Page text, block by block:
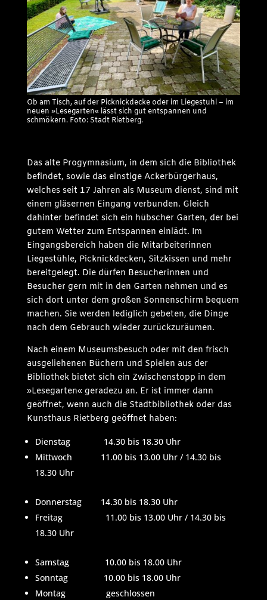
Ob am Tisch, auf der Picknickdecke oder im Liegestuhl – im
neuen »Lesegarten« lässt sich gut entspannen und
schmökern. Foto: Stadt Rietberg.
Das alte Progymnasium, in dem sich die Bibliothek
befindet, sowie das einstige Ackerbürgerhaus,
welches seit 17 Jahren als Museum dienst, sind mit
einem gläsernen Eingang verbunden. Gleich
dahinter befindet sich ein hübscher Garten, der bei
gutem Wetter zum Entspannen einlädt. Im
Eingangsbereich haben die Mitarbeiterinnen
Liegestühle, Picknickdecken, Sitzkissen und mehr
bereitgelegt. Die dürfen Besucherinnen und
Besucher gern mit in den Garten nehmen und es
sich dort unter dem großen Sonnenschirm bequem
machen. Sie werden lediglich gebeten, die Dinge
nach dem Gebrauch wieder zurückzuräumen.
Nach einem Museumsbesuch oder mit den frisch
ausgeliehenen Büchern und Spielen aus der
Bibliothek bietet sich ein Zwischenstopp in dem
»Lesegarten« geradezu an. Er ist immer dann
geöffnet, wenn auch die Stadtbibliothek oder das
Kunsthaus Rietberg geöffnet haben:
Dienstag 14.30 bis 18.30 Uhr
Mittwoch 11.00 bis 13.00 Uhr / 14.30 bis
18.30 Uhr
Donnerstag 14.30 bis 18.30 Uhr
Freitag 11.00 bis 13.00 Uhr / 14.30 bis
18.30 Uhr
Samstag 10.00 bis 18.00 Uhr
Sonntag 10.00 bis 18.00 Uhr
Montag geschlossen